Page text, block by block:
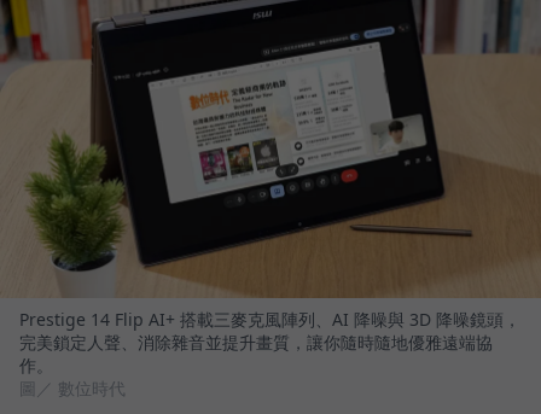
Prestige 14 Flip AI+ 搭載三麥克風陣列、AI 降噪與 3D 降噪鏡頭，
完美鎖定人聲、消除雜音並提升畫質，讓你隨時隨地優雅遠端協
作。
圖／ 數位時代